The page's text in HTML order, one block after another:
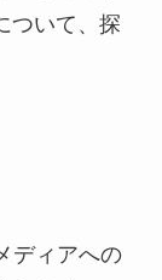
ついて、探
ディアへの